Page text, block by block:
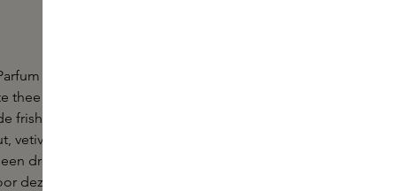
van Le Labo is een houtachtige geur en een
thee en de kunst van het parfum maken. Deze
frisheid van bergamot, vijg en laurierblad met de
vetiver en musk. Een speciale extractie van zwarte
droge, bladachtige, hooi- en tabaksensatie toe
deze geur een sensuele en verslavende